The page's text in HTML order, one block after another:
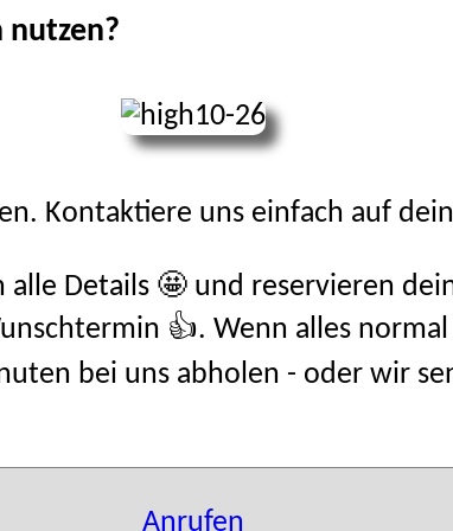
nutzen?
Kontaktiere uns einfach auf
Details 🤩 und reservieren
👍. Wenn alles
bei uns abholen - oder wir
Anrufen